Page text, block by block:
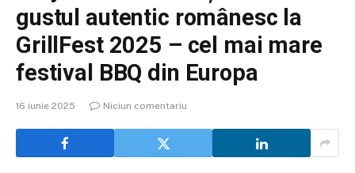
gustul autentic românesc la
GrillFest 2025 – cel mai mare
festival BBQ din Europa
16 iunie 2025 Niciun comentariu